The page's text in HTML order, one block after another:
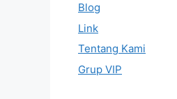
Blog
Link
Tentang Kami
Grup VIP